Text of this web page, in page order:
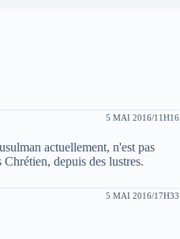
5 MAI 2016/11H16
actuellement, n'est pas
depuis des lustres.
5 MAI 2016/17H33